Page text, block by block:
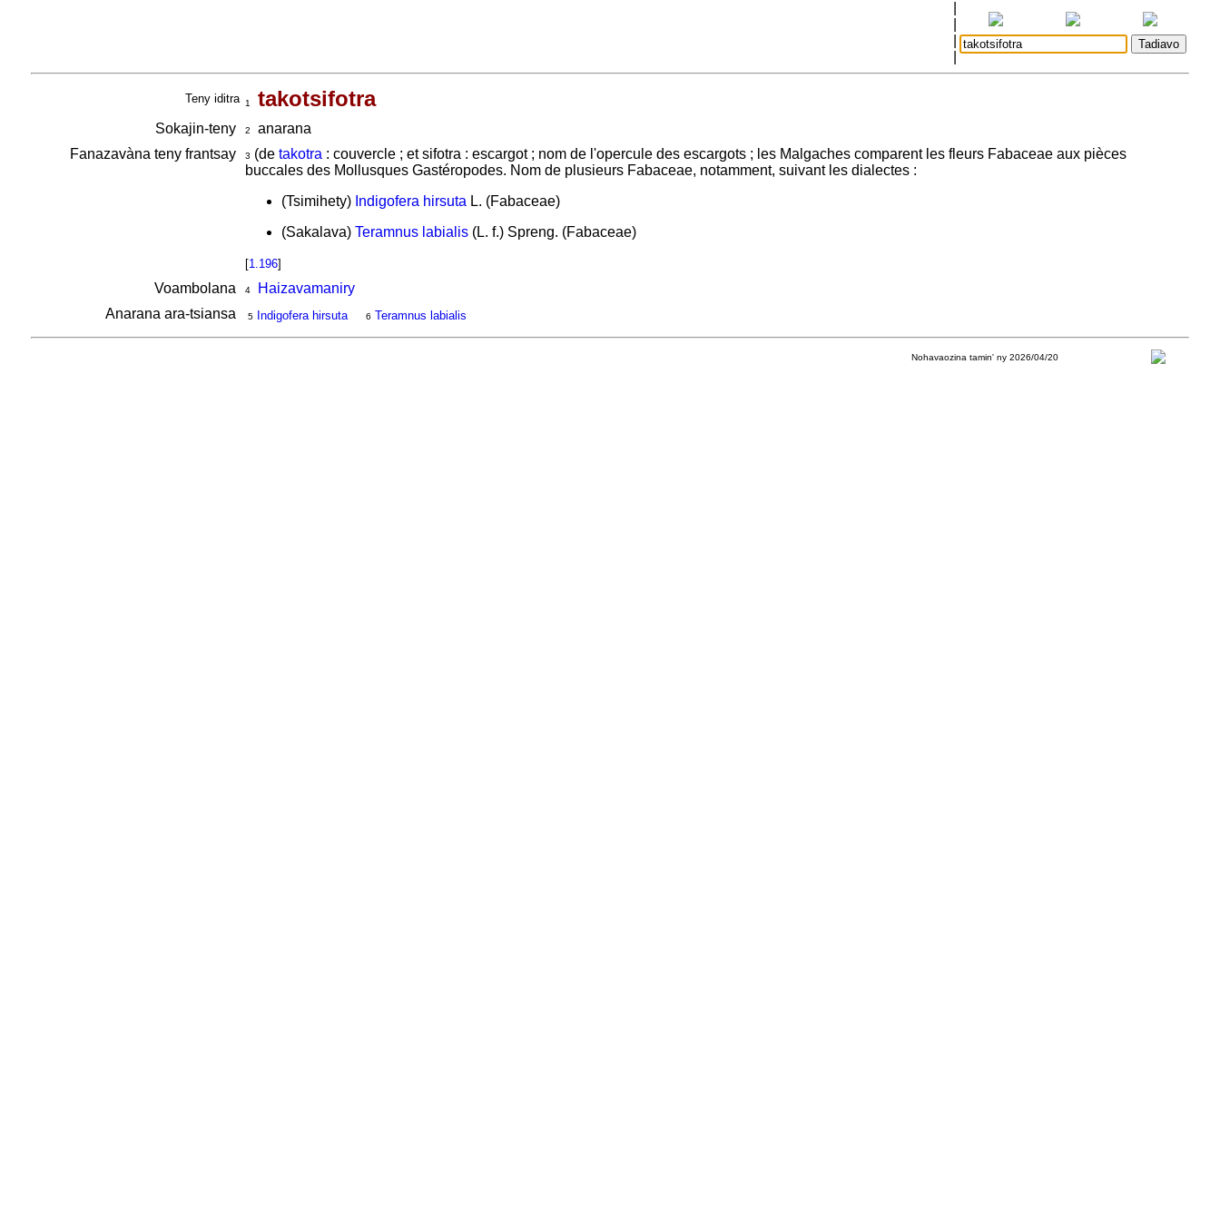
Teny iditra 1 takotsifotra
Sokajin-teny 2
anarana
Fanazavàna teny frantsay
3 (de takotra : couvercle ; et sifotra : escargot ; nom de l'opercule des escargots ; les Malgaches comparent les fleurs Fabaceae aux pièces
buccales des Mollusques Gastéropodes. Nom de plusieurs Fabaceae, notamment, suivant les dialectes :
(Tsimihety) Indigofera hirsuta L. (Fabaceae)
(Sakalava) Teramnus labialis(L. f.) Spreng. (Fabaceae)
[1.196]
Voambolana 4
Haizavamaniry
Anarana ara-tsiansa
5 Indigofera hirsuta 6 Teramnus labialis
Nohavaozina tamin' ny 2026/04/20